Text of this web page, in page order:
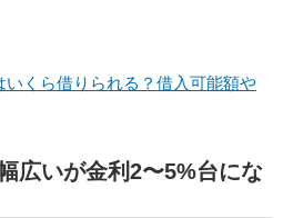
くら借りられる？借入可能額や
広いが金利2〜5%台にな